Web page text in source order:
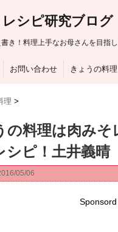
シピ研究ブロ
き！料理上手なお母さんを目指し
お問い合わせ きょうの料理
理 >
の料理は肉み
シピ！土井義晴
05/06